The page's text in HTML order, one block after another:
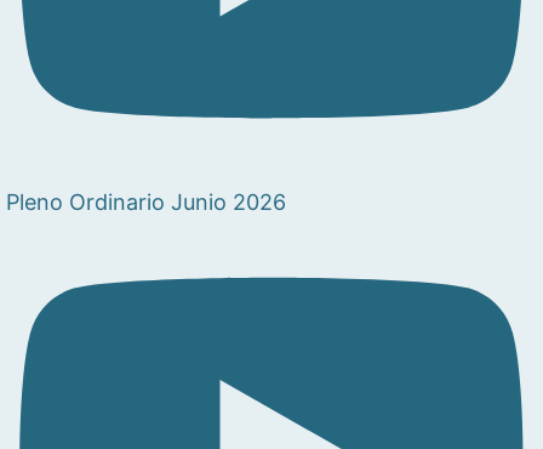
Pleno Ordinario Junio 2026